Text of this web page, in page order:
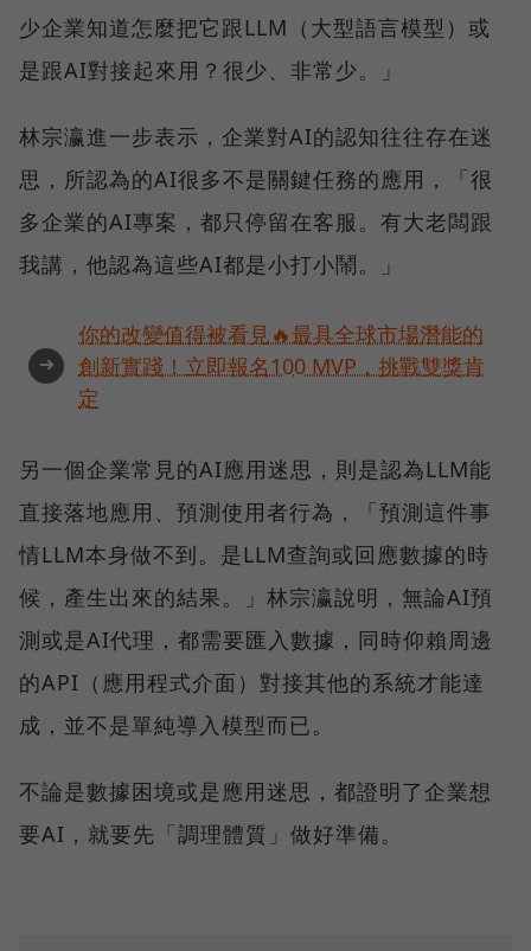
少企業知道怎麼把它跟LLM（大型語言模型）或
是跟AI對接起來用？很少、非常少。」
林宗瀛進一步表示，企業對AI的認知往往存在迷
思，所認為的AI很多不是關鍵任務的應用，「很
多企業的AI專案，都只停留在客服。有大老闆跟
我講，他認為這些AI都是小打小鬧。」
➜
你的改變值得被看見🔥最具全球市場潛能的
創新實踐！立即報名100 MVP，挑戰雙獎肯
定
另一個企業常見的AI應用迷思，則是認為LLM能
直接落地應用、預測使用者行為，「預測這件事
情LLM本身做不到。是LLM查詢或回應數據的時
候，產生出來的結果。」林宗瀛說明，無論AI預
測或是AI代理，都需要匯入數據，同時仰賴周邊
的API（應用程式介面）對接其他的系統才能達
成，並不是單純導入模型而已。
不論是數據困境或是應用迷思，都證明了企業想
要AI，就要先「調理體質」做好準備。